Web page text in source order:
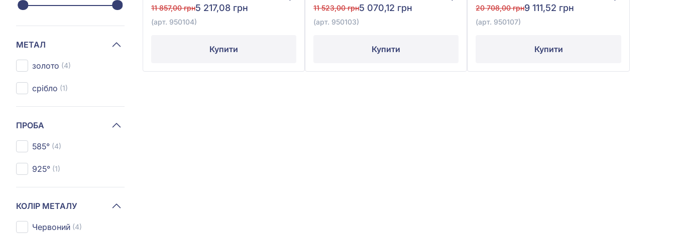
МЕТАЛ
золото (4)
срібло (1)
ПРОБА
585° (4)
925° (1)
КОЛІР МЕТАЛУ
Червоний (4)
11 857,00 грн5 217,08 грн
(арт. 950104)
Купити
11 523,00 грн5 070,12 грн
(арт. 950103)
Купити
20 708,00 грн9 111,52 грн
(арт. 950107)
Купити